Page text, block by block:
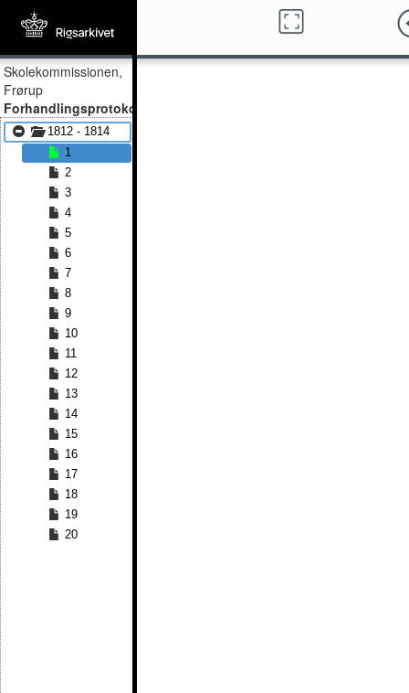
Skolekommissionen,
Frørup
Forhandlingsprotokol
1812 - 1814
1
2
3
4
5
6
7
8
9
10
11
12
13
14
15
16
17
18
19
20